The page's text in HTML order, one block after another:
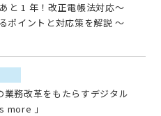
と 1 年！改正電帳法対応～
ポイントと対応策を解説 ～
務改革をもたらすデジタル
more 」